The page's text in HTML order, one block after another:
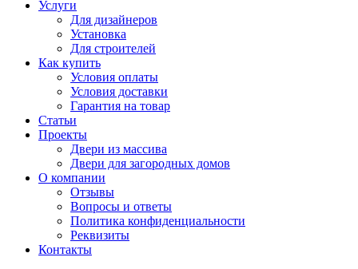
Услуги
Для дизайнеров
Установка
Для строителей
Как купить
Условия оплаты
Условия доставки
Гарантия на товар
Статьи
Проекты
Двери из массива
Двери для загородных домов
О компании
Отзывы
Вопросы и ответы
Политика конфиденциальности
Реквизиты
Контакты